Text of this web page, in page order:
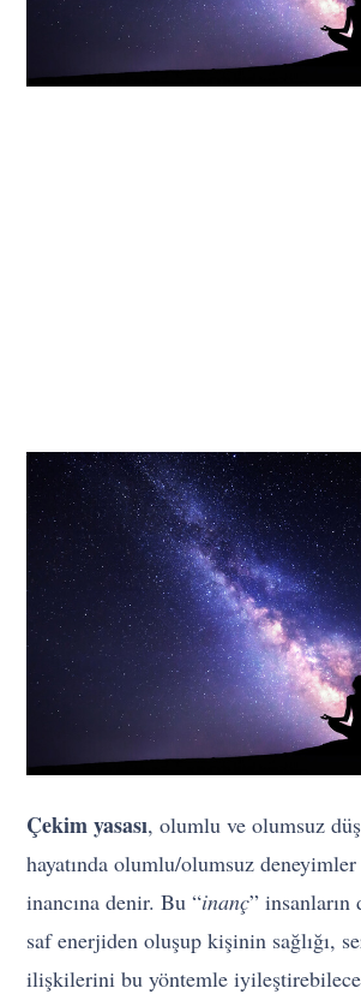
Çekim yasası, olumlu ve olumsuz
hayatında olumlu/olumsuz
inancına denir. Bu “inanç” insanların
saf enerjiden oluşup kişinin sağlığı,
ilişkilerini bu yöntemle